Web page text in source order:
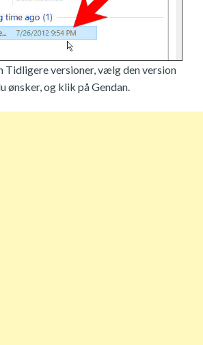
Tidligere versioner, vælg den version
ønsker, og klik på Gendan.